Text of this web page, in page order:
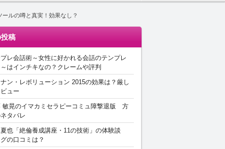
ルの噂と真実！効果なし？
稿
レ会話術～女性に好かれる会話のテンプレ
はインチキなの？クレームや評判
ン・レボリューション 2015の効果は？厳し
ュー
敏晃のイマカミセラピーコミュ障撃退版 方
タバレ
夏也「絶倫養成講座・11の技術」の体験談
の口コミは？